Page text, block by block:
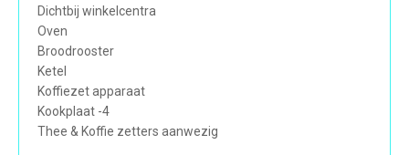
Dichtbij winkelcentra
Oven
Broodrooster
Ketel
Koffiezet apparaat
Kookplaat -4
Thee & Koffie zetters aanwezig